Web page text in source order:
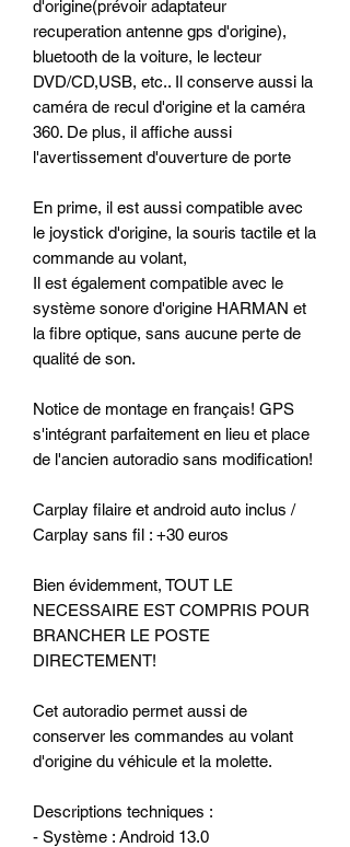
d'origine(prévoir adaptateur
recuperation antenne gps d'origine),
bluetooth de la voiture, le lecteur
DVD/CD,USB, etc.. Il conserve aussi la
caméra de recul d'origine et la caméra
360. De plus, il affiche aussi
l'avertissement d'ouverture de porte
En prime, il est aussi compatible avec
le joystick d'origine, la souris tactile et la
commande au volant,
Il est également compatible avec le
système sonore d'origine HARMAN et
la fibre optique, sans aucune perte de
qualité de son.
Notice de montage en français! GPS
s'intégrant parfaitement en lieu et place
de l'ancien autoradio sans modification!
Carplay filaire et android auto inclus /
Carplay sans fil : +30 euros
Bien évidemment, TOUT LE
NECESSAIRE EST COMPRIS POUR
BRANCHER LE POSTE
DIRECTEMENT!
Cet autoradio permet aussi de
conserver les commandes au volant
d'origine du véhicule et la molette.
Descriptions techniques :
- Système : Android 13.0